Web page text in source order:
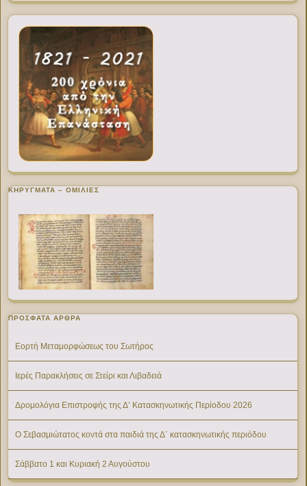
ΚΗΡΥΓΜΑΤΑ – ΟΜΙΛΙΕΣ
ΠΡΌΣΦΑΤΑ ΆΡΘΡΑ
Εορτή Μεταμορφώσεως του Σωτήρος
Ιερές Παρακλήσεις σε Στείρι και Λιβαδειά
Δρομολόγια Επιστροφής της Δ’ Κατασκηνωτικής Περίοδου 2026
Ο Σεβασμιώτατος κοντά στα παιδιά της Δ΄ κατασκηνωτικής περιόδου
Σάββατο 1 και Κυριακή 2 Αυγούστου